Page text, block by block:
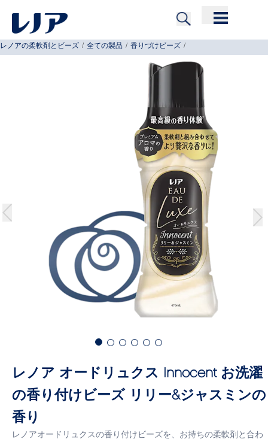
レノアの柔軟剤とビーズ / 全ての製品 / 香りづけビーズ /
レノア オードリュクス Innocent お洗濯
の香り付けビーズ リリー&ジャスミンの
香り
レノアオードリュクスの香り付けビーズを、お持ちの柔軟剤と合わ